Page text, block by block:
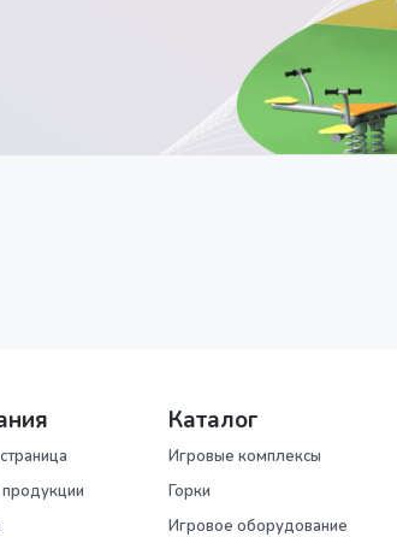
Каталог
Игровые комплексы
Горки
Игровое оборудование